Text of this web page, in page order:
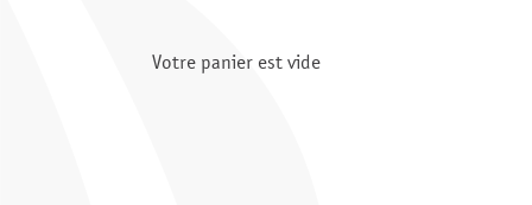
Votre panier est vide